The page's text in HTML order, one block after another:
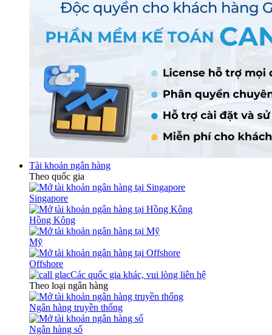
Tài khoản ngân hàng
Theo quốc gia
Singapore
Hồng Kông
Mỹ
Offshore
Các quốc gia khác, vui lòng liên hệ
Theo loại ngân hàng
Ngân hàng truyền thống
Ngân hàng số